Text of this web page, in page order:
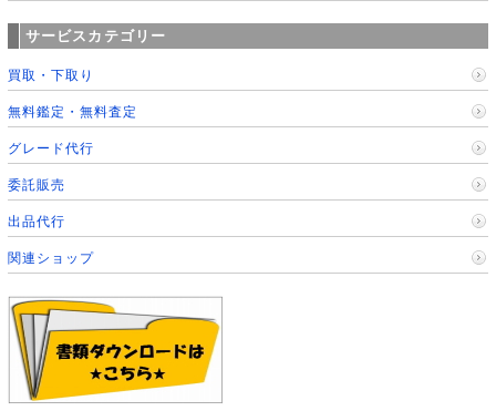
サービスカテゴリー
買取・下取り
無料鑑定・無料査定
グレード代行
委託販売
出品代行
関連ショップ